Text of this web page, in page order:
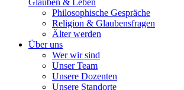
Glauben & Leben
Philosophische Gespräche
Religion & Glaubensfragen
Älter werden
Über uns
Wer wir sind
Unser Team
Unsere Dozenten
Unsere Standorte